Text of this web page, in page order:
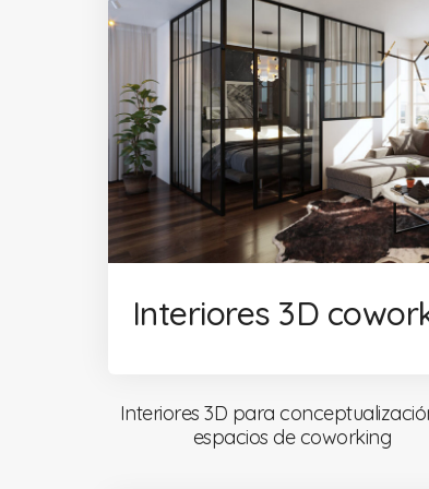
Interiores 3D
Interiores 3D para
espacios de coworking